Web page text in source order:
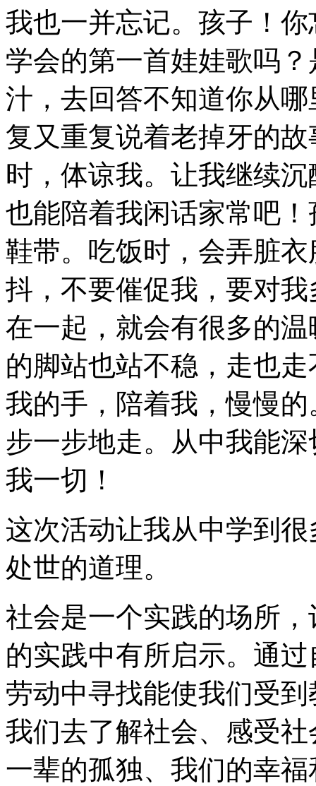
我也一并忘记。孩子！
学会的第一首娃娃歌吗
汁，去回答不知道你从
复又重复说着老掉牙的
时，体谅我。让我继续
也能陪着我闲话家常吧
鞋带。吃饭时，会弄脏
抖，不要催促我，要对
在一起，就会有很多的
的脚站也站不稳，走也
我的手，陪着我，慢慢
步一步地走。从中我能
我一切！
这次活动让我从中学到
处世的道理。
社会是一个实践的场所
的实践中有所启示。通
劳动中寻找能使我们受
我们去了解社会、感受
一辈的孤独、我们的幸